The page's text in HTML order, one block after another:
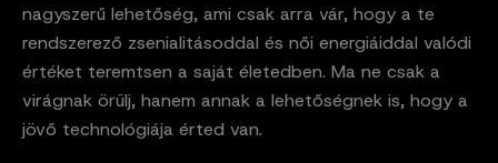
nagyszerű lehetőség, ami csak arra vár, hogy a te
rendszerező zsenialitásoddal és női energiáiddal valódi
értéket teremtsen a saját életedben. Ma ne csak a
virágnak örülj, hanem annak a lehetőségnek is, hogy a
jövő technológiája érted van.